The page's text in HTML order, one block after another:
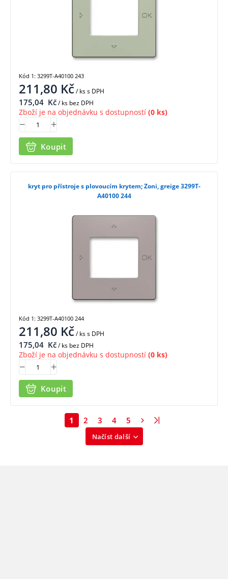
211,80 Kč/ kss DPH
175,04 Kč/ ks bez DPH
Zboží je na objednávku s dostupností (0 ks)
Koupit
Kód 1: 3299T-A40100 243
kryt pro přístroje s plovoucím krytem; Zoni, greige 3299T-
A40100 244
211,80 Kč/ kss DPH
175,04 Kč/ ks bez DPH
Zboží je na objednávku s dostupností (0 ks)
Koupit
Kód 1: 3299T-A40100 244
Načíst další
1 2 3 4 5